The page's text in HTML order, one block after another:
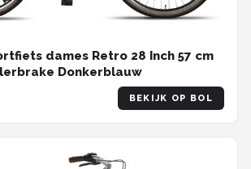
dames Retro 28 Inch 57 cm
Donkerblauw
BEKIJK OP BOL